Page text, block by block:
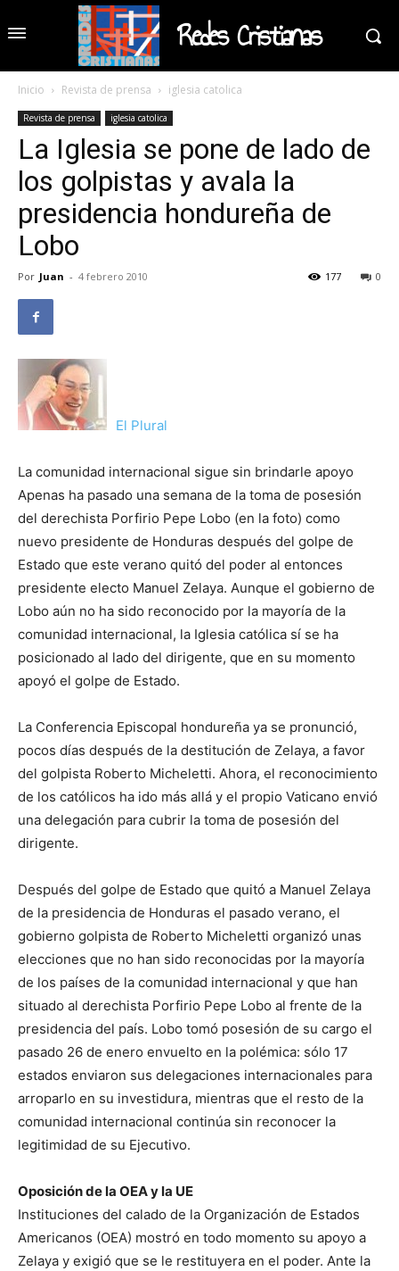
Redes Cristianas
Inicio Revista de prensa iglesia catolica
Revista de prensa iglesia catolica
La Iglesia se pone de lado de
los golpistas y avala la
presidencia hondureña de
Lobo
Por Juan - 4 febrero 2010 0
177
El Plural
La comunidad internacional sigue sin brindarle apoyo
Apenas ha pasado una semana de la toma de posesión
del derechista Porfirio Pepe Lobo (en la foto) como
nuevo presidente de Honduras después del golpe de
Estado que este verano quitó del poder al entonces
presidente electo Manuel Zelaya. Aunque el gobierno de
Lobo aún no ha sido reconocido por la mayoría de la
comunidad internacional, la Iglesia católica sí se ha
posicionado al lado del dirigente, que en su momento
apoyó el golpe de Estado.
La Conferencia Episcopal hondureña ya se pronunció,
pocos días después de la destitución de Zelaya, a favor
del golpista Roberto Micheletti. Ahora, el reconocimiento
de los católicos ha ido más allá y el propio Vaticano envió
una delegación para cubrir la toma de posesión del
dirigente.
Después del golpe de Estado que quitó a Manuel Zelaya
de la presidencia de Honduras el pasado verano, el
gobierno golpista de Roberto Micheletti organizó unas
elecciones que no han sido reconocidas por la mayoría
de los países de la comunidad internacional y que han
situado al derechista Porfirio Pepe Lobo al frente de la
presidencia del país. Lobo tomó posesión de su cargo el
pasado 26 de enero envuelto en la polémica: sólo 17
estados enviaron sus delegaciones internacionales para
arroparlo en su investidura, mientras que el resto de la
comunidad internacional continúa sin reconocer la
legitimidad de su Ejecutivo.
Oposición de la OEA y la UE
Instituciones del calado de la Organización de Estados
Americanos (OEA) mostró en todo momento su apoyo a
Zelaya y exigió que se le restituyera en el poder. Ante la